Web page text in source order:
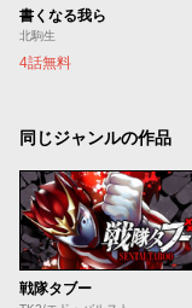
書くなる我ら
北駒生
4話無料
同じジャンルの作品
戦隊タブー